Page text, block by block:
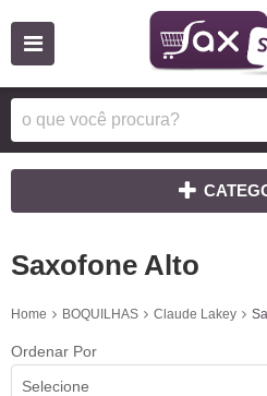
Saxofone Alto
Home BOQUILHAS Claude Lakey
Ordenar Por
Selecione